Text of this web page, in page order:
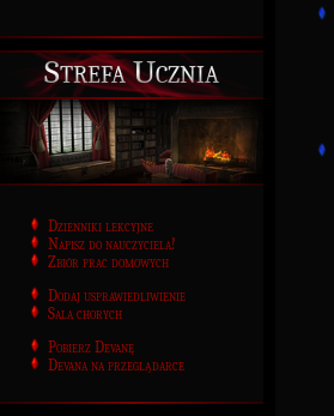
Strefa Ucznia
Dzienniki lekcyjne
Napisz do nauczyciela!
Zbiór prac domowych
Dodaj usprawiedliwienie
Sala chorych
Pobierz Devanę
Devana na przeglądarce